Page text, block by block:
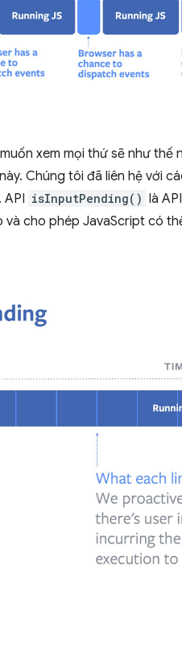
xem mọi thứ sẽ như
Chúng tôi đã liên hệ với
. API isInputPending() là
cho phép JavaScript có